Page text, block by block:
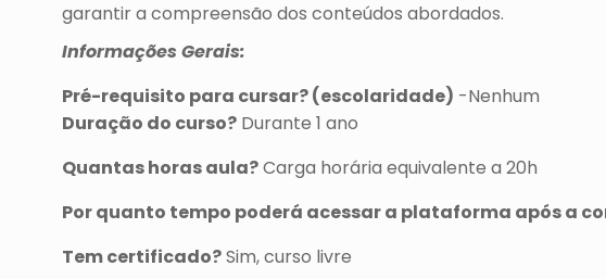
garantir a compreensão dos conteúdos abordados.
Informações Gerais:
Pré-requisito para cursar? (escolaridade) -Nenhum
Duração do curso?Durante 1 ano
Quantas horas aula?Carga horária equivalente a 20h
Por quanto tempo poderá acessar a plataforma após a
Tem certificado?Sim, curso livre